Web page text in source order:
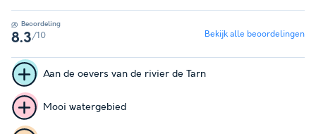
Beoordeling
8.3/10 Bekijk alle beoordelingen
Aan de oevers van de rivier de Tarn
Mooi watergebied